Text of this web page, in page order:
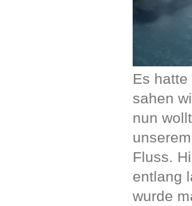
Es
sahen
nun
Fluss.
entlang
wurde